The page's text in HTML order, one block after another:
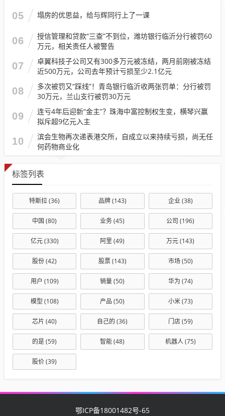
05 塌房的优思益，给与辉同行上了一课
06
授信管理和贷款“三查”不到位，潍坊银行临沂分行被罚60
万元，相关责任人被警告
07
卓翼科技子公司又有300多万元被冻结，两月前刚被冻结
近500万元，公司去年预计亏损至少2.1亿元
08
多次被罚又“踩线”！青岛银行临沂收两张罚单：分行被罚
30万元，兰山支行被罚30万元
09
连亏4年后迎新“金主”？珠海中富控制权生变，横琴兴赢
拟斥超9亿元入主
10
滨会生物再次递表港交所，自成立以来持续亏损，尚无任
何药物商业化
标签列表
特斯拉(36) 品牌(143) 企业(38)
中国 (80) 业务(45) 公司 (196)
亿元(330) 阿里 (49) 万元(143)
股份(42) 股票(143) 市场(50)
用户 (109) 销量(50) 华为 (74)
模型 (108) 产品 (50) 小米(73)
芯片 (40) 自己的 (36) 门店(59)
的是(59) 智能(48) 机器人(75)
股价(39)
鄂ICP备18001482号-65